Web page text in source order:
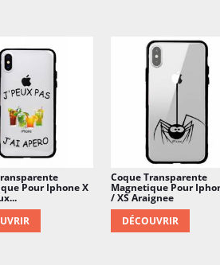
Cokitec s'occupe du reste! Pour
de commander votre film de protection
Pour Iphone X
Coque Transparente
Magnetique Pour
/ XS Araignee
DÉCOUVRIR